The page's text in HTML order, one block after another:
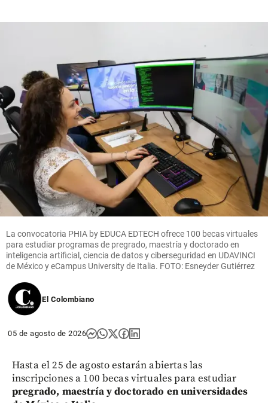
La convocatoria PHIA by EDUCA EDTECH ofrece 100 becas virtuales
para estudiar programas de pregrado, maestría y doctorado en
inteligencia artificial, ciencia de datos y ciberseguridad en UDAVINCI
de México y eCampus University de Italia. FOTO: Esneyder Gutiérrez
El Colombiano
05 de agosto de 2026
Hasta el 25 de agosto estarán abiertas las
inscripciones a 100 becas virtuales para estudiar
pregrado, maestría y doctorado en universidades